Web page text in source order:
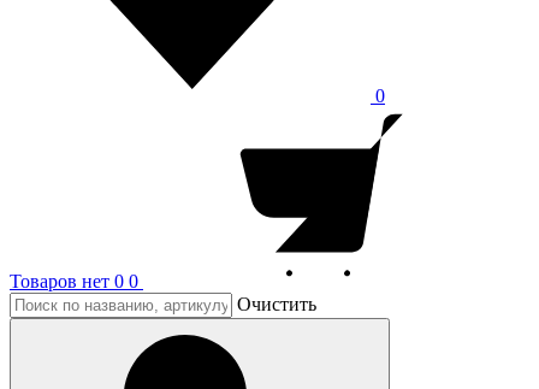
0
Товаров нет 0 0
Очистить